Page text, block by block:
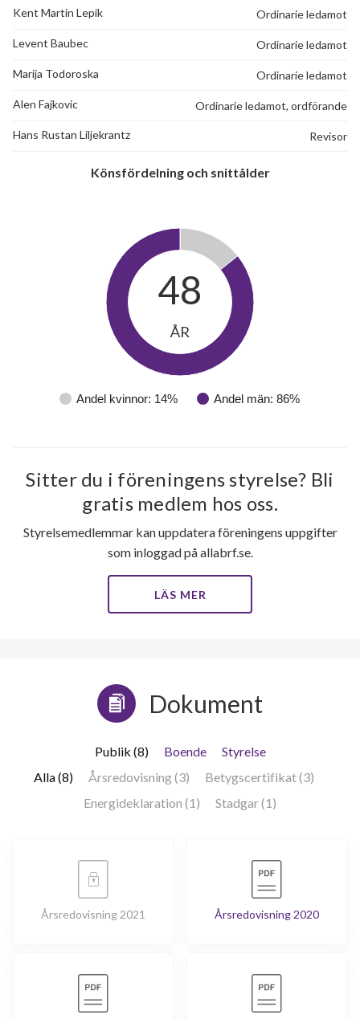
191
Kent Martin Lepik Ordinarie ledamot
Levent Baubec Ordinarie ledamot
Marija Todoroska Ordinarie ledamot
Alen Fajkovic Ordinarie ledamot, ordförande
Hans Rustan Liljekrantz Revisor
Könsfördelning och snittålder
Andel kvinnor: 14% Andel män: 86%
48
ÅR
Sitter du i föreningens styrelse? Bli
gratis medlem hos oss.
Styrelsemedlemmar kan uppdatera föreningens uppgifter
som inloggad på allabrf.se.
LÄS MER
Dokument
Publik (8) Boende
Styrelse
Alla (8)
Årsredovisning (3)
Betygscertifikat (3)
Energideklaration (1)
Stadgar (1)
Årsredovisning 2021 Årsredovisning 2020